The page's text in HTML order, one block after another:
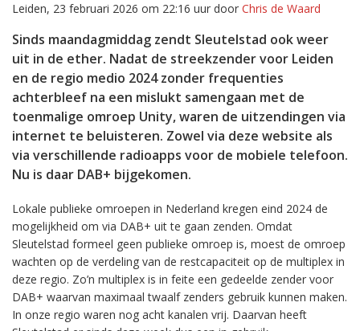
Leiden, 23 februari 2026 om 22:16 uur door Chris de Waard
Sinds maandagmiddag zendt Sleutelstad ook weer
uit in de ether. Nadat de streekzender voor Leiden
en de regio medio 2024 zonder frequenties
achterbleef na een mislukt samengaan met de
toenmalige omroep Unity, waren de uitzendingen via
internet te beluisteren. Zowel via deze website als
via verschillende radioapps voor de mobiele telefoon.
Nu is daar DAB+ bijgekomen.
Lokale publieke omroepen in Nederland kregen eind 2024 de
mogelijkheid om via DAB+ uit te gaan zenden. Omdat
Sleutelstad formeel geen publieke omroep is, moest de omroep
wachten op de verdeling van de restcapaciteit op de multiplex in
deze regio. Zo’n multiplex is in feite een gedeelde zender voor
DAB+ waarvan maximaal twaalf zenders gebruik kunnen maken.
In onze regio waren nog acht kanalen vrij. Daarvan heeft